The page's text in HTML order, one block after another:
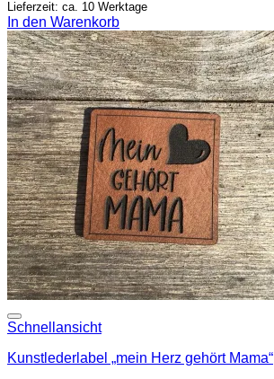
Lieferzeit: ca. 10 Werktage
In den Warenkorb
Schnellansicht
Kunstlederlabel „mein Herz gehört Mama“